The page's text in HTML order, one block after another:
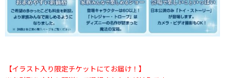
【イラスト入り限定チケットにてお届け！】